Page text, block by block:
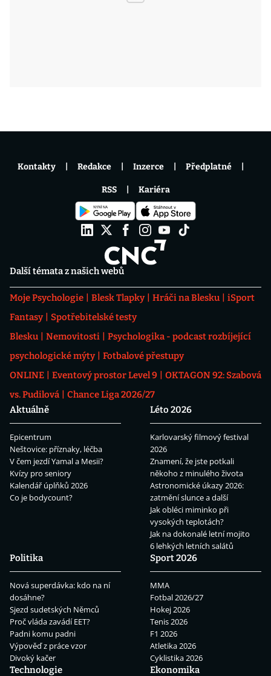
Další témata z našich webů
Moje Psychologie Blesk Tlapky Hráči na Blesku
iSport
Fantasy
Spotřebitelské testy
Blesku
Nemovitosti
Psychologika - podcast rozbíjející
psychologické mýty
Fotbalové přestupy
ONLINE
Eventový prostor Level 9
OKTAGON 92: Szabová
vs. Pudilová
Chance Liga 2026/27
Aktuálně
Epicentrum
Neštovice: příznaky, léčba
V čem jezdí Yamal a Mesii?
Kvízy pro seniory
Kalendář úplňků 2026
Co je bodycount?
Léto 2026
Karlovarský filmový festival
2026
Znamení, že jste potkali
někoho z minulého života
Astronomické úkazy 2026:
zatmění slunce a další
Jak obléci miminko při
vysokých teplotách?
Jak na dokonalé letní mojito
6 lehkých letních salátů
Politika
Nová superdávka: kdo na ní
dosáhne?
Sjezd sudetských Němců
Proč vláda zavádí EET?
Padni komu padni
Výpověď z práce vzor
Divoký kačer
Sport 2026
MMA
Fotbal 2026/27
Hokej 2026
Tenis 2026
F1 2026
Atletika 2026
Cyklistika 2026
Technologie
Ekonomika
Kontakty Redakce Inzerce Předplatné
RSS Kariéra